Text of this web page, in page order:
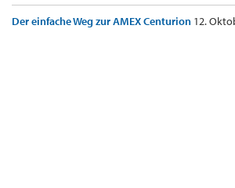
Der einfache Weg zur AMEX Centurion 12.